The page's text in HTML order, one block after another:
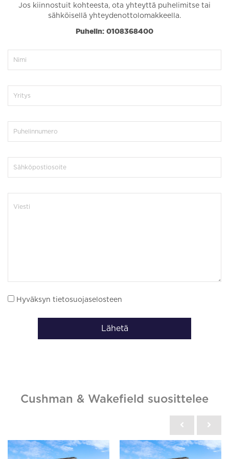
Jos kiinnostuit kohteesta, ota yhteyttä puhelimitse tai
sähköisellä yhteydenottolomakkeella.
Puhelin: 0108368400
Hyväksyn tietosuojaselosteen
Lähetä
Cushman & Wakefield suosittelee